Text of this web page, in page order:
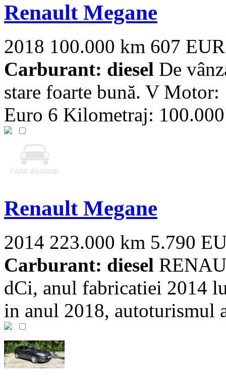
Renault Megane
2018 100.000 km 607 EUR
Carburant: diesel De
stare foarte bună. V
Euro 6 Kilometraj:
Renault Megane
2014 223.000 km 5.790
Carburant: diesel
dCi, anul fabricatiei 2014
in anul 2018, autoturismul